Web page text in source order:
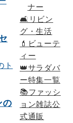
の
ナー
🛋リビン
グ・生活
💄ビューテ
ィー
👑サラダバ
ー特集一覧
📚ファッシ
ョン雑誌公
式通販